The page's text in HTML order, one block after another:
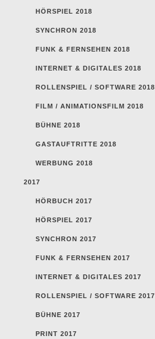
HÖRSPIEL 2018
SYNCHRON 2018
FUNK & FERNSEHEN 2018
INTERNET & DIGITALES 2018
ROLLENSPIEL / SOFTWARE 2018
FILM / ANIMATIONSFILM 2018
BÜHNE 2018
GASTAUFTRITTE 2018
WERBUNG 2018
2017
HÖRBUCH 2017
HÖRSPIEL 2017
SYNCHRON 2017
FUNK & FERNSEHEN 2017
INTERNET & DIGITALES 2017
ROLLENSPIEL / SOFTWARE 2017
BÜHNE 2017
PRINT 2017